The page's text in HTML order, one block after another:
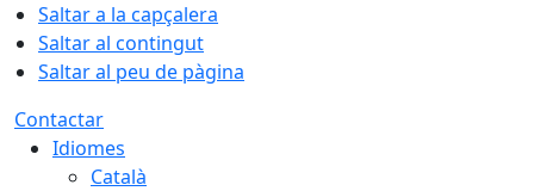
Saltar a la capçalera
Saltar al contingut
Saltar al peu de pàgina
Contactar
Idiomes
Català